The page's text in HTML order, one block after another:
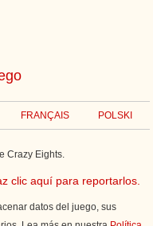
FRANÇAIS POLSKI
Crazy Eights.
clic aquí para reportarlos.
datos del juego, sus